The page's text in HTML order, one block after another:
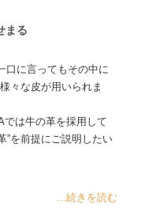
まる
口に言ってもその中に
々な皮が用いられま
では牛の革を採用して
”を前提にご説明したい
...続きを読む